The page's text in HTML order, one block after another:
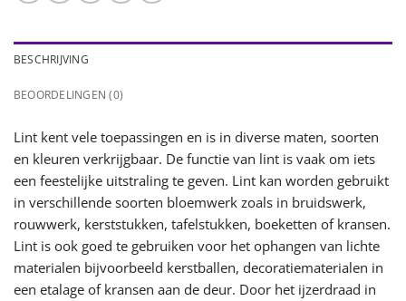
BESCHRIJVING
BEOORDELINGEN (0)
Lint kent vele toepassingen en is in diverse maten, soorten
en kleuren verkrijgbaar. De functie van lint is vaak om iets
een feestelijke uitstraling te geven. Lint kan worden gebruikt
in verschillende soorten bloemwerk zoals in bruidswerk,
rouwwerk, kerststukken, tafelstukken, boeketten of kransen.
Lint is ook goed te gebruiken voor het ophangen van lichte
materialen bijvoorbeeld kerstballen, decoratiematerialen in
een etalage of kransen aan de deur. Door het ijzerdraad in